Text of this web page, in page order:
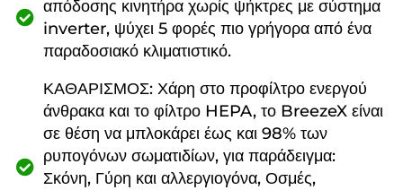
απόδοσης κινητήρα χωρίς ψήκτρες με σύστημα
inverter, ψύχει 5 φορές πιο γρήγορα από ένα
παραδοσιακό κλιματιστικό.
ΚΑΘΑΡΙΣΜΟΣ: Χάρη στο προφίλτρο ενεργού
άνθρακα και το φίλτρο HEPA, το BreezeX είναι
σε θέση να μπλοκάρει έως και 98% των
ρυπογόνων σωματιδίων, για παράδειγμα:
Σκόνη, Γύρη και αλλεργιογόνα, Οσμές,